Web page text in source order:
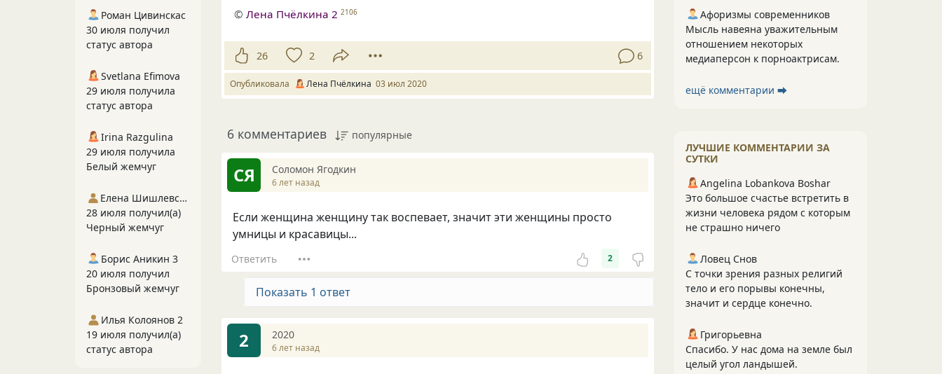
©Лена Пчёлкина 2 2106
26 2 6
Опубликовала Лена Пчёлкина 03 июл 2020
6 комментариев популярные
СЯ Соломон Ягодкин
6 лет назад
Если женщина женщину так воспевает, значит эти женщины просто
умницы и красавицы...
Ответить 2
Показать 1 ответ
2 2020
6 лет назад
Афоризмы современников
Мысль навеяна уважительным
отношением некоторых
медиаперсон к порноактрисам.
ещё комментарии ⮕
ЛУЧШИЕ КОММЕНТАРИИ ЗА
СУТКИ
Angelina Lobankova Boshar
Это большое счастье встретить в
жизни человека рядом с которым
не страшно ничего
Ловец Снов
С точки зрения разных религий
тело и его порывы конечны,
значит и сердце конечно.
Григорьевна
Спасибо. У нас дома на земле был
целый угол ландышей.
Роман Цивинскас
30 июля получил
статус автора
Svetlana Efimova
29 июля получила
статус автора
Irina Razgulina
29 июля получила
Белый жемчуг
Елена Шишлевская
28 июля получил(а)
Черный жемчуг
Борис Аникин 3
20 июля получил
Бронзовый жемчуг
Илья Колоянов 2
19 июля получил(а)
статус автора